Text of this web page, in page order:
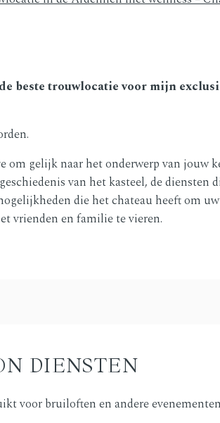
beste trouwlocatie voor mijn
om gelijk naar het onderwerp van jouw
van het kasteel, de diensten
die het chateau heeft om
vrienden en familie te vieren.
DIENSTEN
voor bruiloften en andere